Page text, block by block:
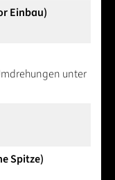
Einbau)
unter
Spitze)